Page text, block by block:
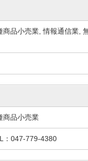
品小売業, 情報通信業,
商品小売業
：047-779-4380